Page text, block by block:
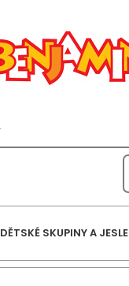
DĚTSKÉ SKUPINY A JESLE